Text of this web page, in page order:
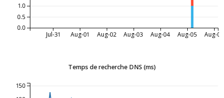
Jul-31 Aug-01 Aug-02 Aug-03 Aug-04 Aug-05 Aug-06
0.0
0.5
1.0
Temps de recherche DNS (ms)
150